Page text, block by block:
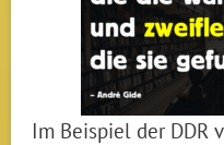
Im Beispiel der DDR